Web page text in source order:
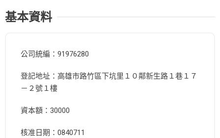
基本資料
公司統編：91976280
登記地址：高雄市路竹區下坑里１０鄰新生路１巷１７
－２號１樓
資本額：30000
核准日期：0840711